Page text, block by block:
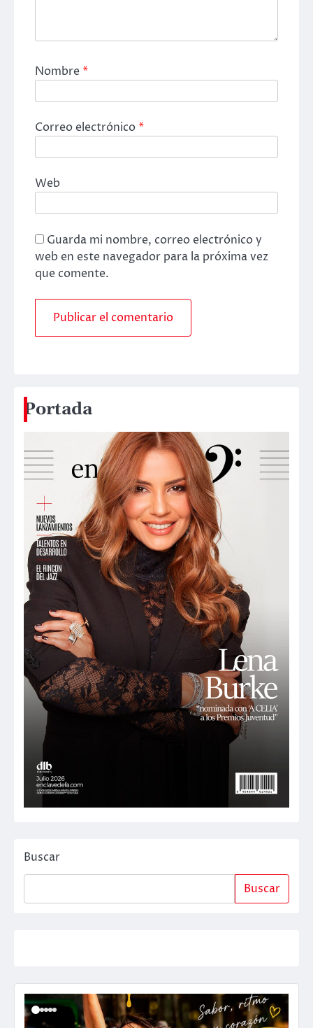
Nombre*
Correo electrónico*
Web
Guarda mi nombre, correo electrónico y
web en este navegador para la próxima vez
que comente.
Portada
Buscar
Buscar